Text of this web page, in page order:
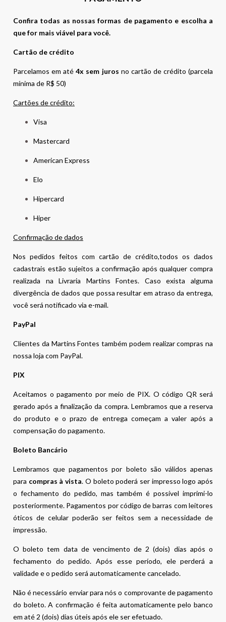
Confira todas as nossas formas de pagamento e escolha a
que for mais viável para você.
Cartão de crédito
Parcelamos em até4x sem juros no cartão de crédito (parcela
mínima de R$ 50)
Cartões de crédito:
Visa
Mastercard
American Express
Elo
Hipercard
Hiper
Confirmação de dados
Nos pedidos feitos com cartão de crédito,todos os dados
cadastrais estão sujeitos a confirmação após qualquer compra
realizada na Livraria Martins Fontes. Caso exista alguma
divergência de dados que possa resultar em atraso da entrega,
você será notificado via e-mail.
PayPal
Clientes da Martins Fontes também podem realizar compras na
nossa loja com PayPal.
PIX
Aceitamos o pagamento por meio de PIX. O código QR será
gerado após a finalização da compra. Lembramos que a reserva
do produto e o prazo de entrega começam a valer após a
compensação do pagamento.
Boleto Bancário
Lembramos que pagamentos por boleto são válidos apenas
para compras à vista. O boleto poderá ser impresso logo após
o fechamento do pedido, mas também é possível imprimi-lo
posteriormente. Pagamentos por código de barras com leitores
óticos de celular poderão ser feitos sem a necessidade de
impressão.
O boleto tem data de vencimento de 2 (dois) dias após o
fechamento do pedido. Após esse período, ele perderá a
validade e o pedido será automaticamente cancelado.
Não é necessário enviar para nós o comprovante de pagamento
do boleto. A confirmação é feita automaticamente pelo banco
em até 2 (dois) dias úteis após ele ser efetuado.